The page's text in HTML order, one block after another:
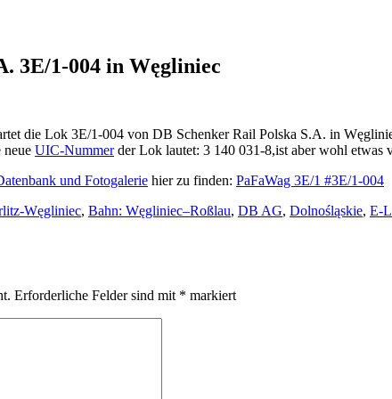
3E/1-004 in Węgliniec
die Lok 3E/1-004 von DB Schenker Rail Polska S.A. in
UIC-Nummerder Lok lautet: 3 140 031-8,ist aber wohl etwas
und Fotogalerie hier zu finden: PaFaWag 3E/1 #3E/1-004
Węgliniec, Bahn: Węgliniec–Roßlau, DB AG, Dolnośląskie, E-
Erforderliche Felder sind mit * markiert